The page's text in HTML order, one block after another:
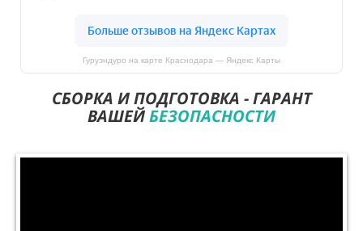
Гуруэндуро на карте Краснодара — Яндекс Карты
СБОРКА И ПОДГОТОВКА - ГАРАНТ
ВАШЕЙБЕЗОПАСНОСТИ